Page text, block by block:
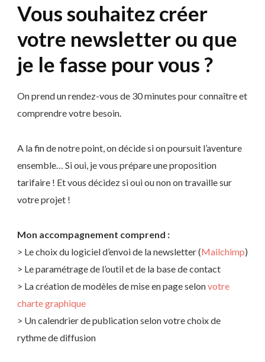
Vous souhaitez créer
votre newsletter ou que
je le fasse pour vous ?
On prend un rendez-vous de 30 minutes pour connaître et
comprendre votre besoin.
A la fin de notre point, on décide si on poursuit l’aventure
ensemble… Si oui, je vous prépare une proposition
tarifaire ! Et vous décidez si oui ou non on travaille sur
votre projet !
Mon accompagnement comprend :
> Le choix du logiciel d’envoi de la newsletter (Mailchimp)
> Le paramétrage de l’outil et de la base de contact
> La création de modèles de mise en page selonvotre
charte graphique
> Un calendrier de publication selon votre choix de
rythme de diffusion